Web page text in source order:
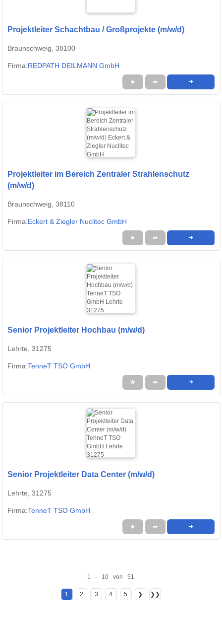
Projektleiter Schachtbau / Großprojekte (m/w/d)
Braunschweig, 38100
Firma:REDPATH DEILMANN GmbH
★ ➦ ➜
Projektleiter im Bereich Zentraler Strahlenschutz
(m/w/d)
Braunschweig, 38110
Firma:Eckert & Ziegler Nuclitec GmbH
★ ➦ ➜
Senior Projektleiter Hochbau (m/w/d)
Lehrte, 31275
Firma:TenneT TSO GmbH
★ ➦ ➜
Senior Projektleiter Data Center (m/w/d)
Lehrte, 31275
Firma:TenneT TSO GmbH
★ ➦ ➜
1 - 10 von 51
1 2 3 4 5 ❯ ❯❯